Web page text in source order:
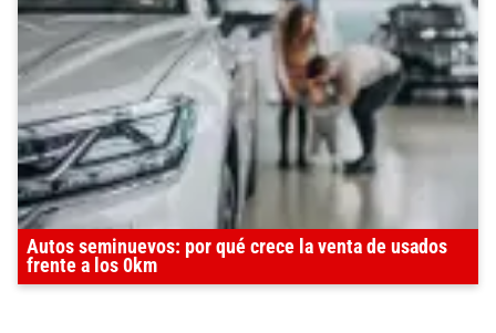
Autos seminuevos: por qué crece la venta de usados
frente a los 0km